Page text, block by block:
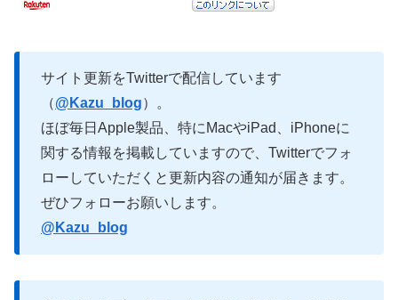
サイト更新をTwitterで配信しています
（@Kazu_blog）。
ほぼ毎日Apple製品、特にMacやiPad、iPhoneに
関する情報を掲載していますので、Twitterでフォ
ローしていただくと更新内容の通知が届きます。
ぜひフォローお願いします。
@Kazu_blog